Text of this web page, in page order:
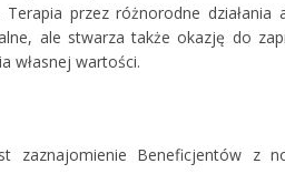
przez różnorodne
ale stwarza także okazję do
własnej wartości.
zaznajomienie Beneficjentów z